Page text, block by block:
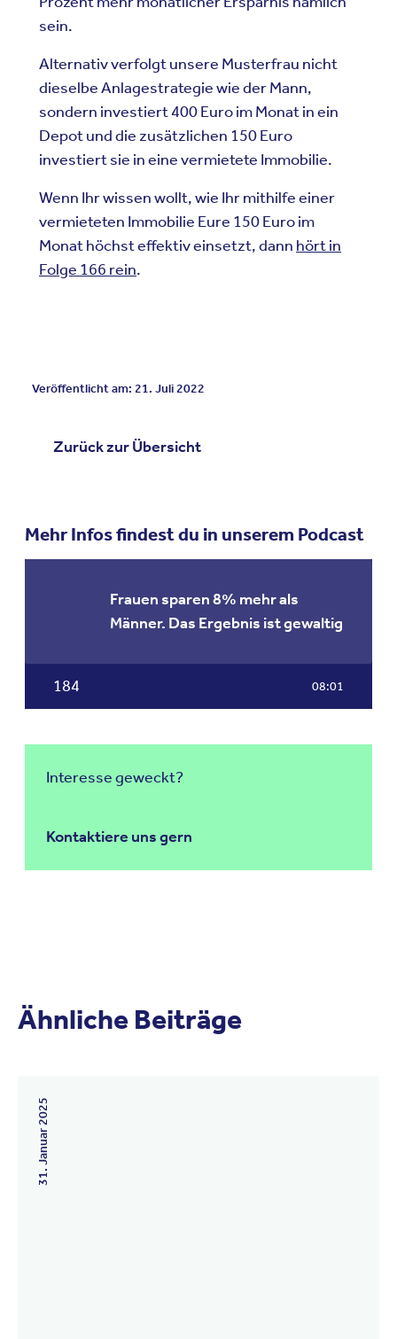
sein.
Alternativ verfolgt unsere Musterfrau nicht
dieselbe Anlagestrategie wie der Mann,
sondern investiert 400 Euro im Monat in ein
Depot und die zusätzlichen 150 Euro
investiert sie in eine vermietete Immobilie.
Wenn Ihr wissen wollt, wie Ihr mithilfe einer
vermieteten Immobilie Eure 150 Euro im
Monat höchst effektiv einsetzt, dann hört in
Folge 166 rein.
Veröffentlicht am: 21. Juli 2022
Zurück zur Übersicht
Mehr Infos findest du in unserem Podcast
Frauen sparen 8% mehr als
Männer. Das Ergebnis ist gewaltig
184 08:01
Interesse geweckt?
Kontaktiere uns gern
Ähnliche Beiträge
31. Januar 2025